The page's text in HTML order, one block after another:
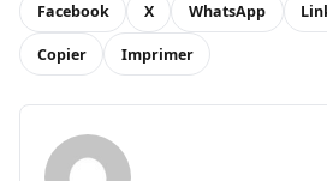
Facebook X WhatsApp
Copier Imprimer